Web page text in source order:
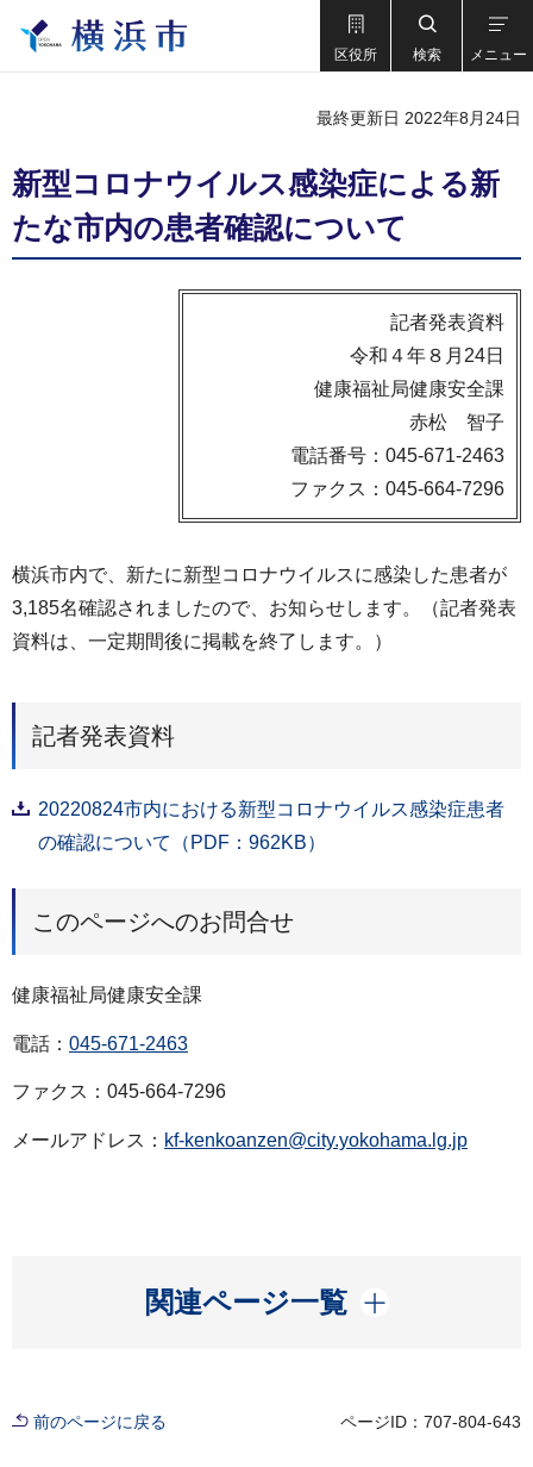
区役所 検索 メニュー
最終更新日 2022年8月24日
新型コロナウイルス感染症による新
たな市内の患者確認について
記者発表資料
令和４年８月24日
健康福祉局健康安全課
赤松 智子
電話番号：045-671-2463
ファクス：045-664-7296
横浜市内で、新たに新型コロナウイルスに感染した患者が
3,185名確認されましたので、お知らせします。（記者発表
資料は、一定期間後に掲載を終了します。）
記者発表資料
20220824市内における新型コロナウイルス感染症患者
の確認について（PDF：962KB）
このページへのお問合せ
健康福祉局健康安全課
電話： 045-671-2463
ファクス：045-664-7296
メールアドレス： kf-kenkoanzen@city.yokohama.lg.jp
関連ページ一覧
開く
前のページに戻る ページID：707-804-643